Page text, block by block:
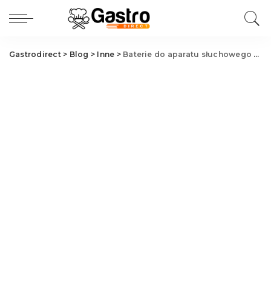
Gastrodirect> Blog > Inne > Baterie do aparatu słuchowego Szczecin